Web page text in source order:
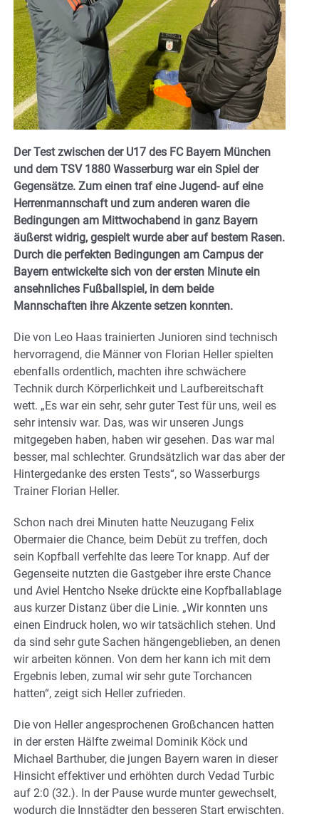
Der Test zwischen der U17 des FC Bayern München
und dem TSV 1880 Wasserburg war ein Spiel der
Gegensätze. Zum einen traf eine Jugend- auf eine
Herrenmannschaft und zum anderen waren die
Bedingungen am Mittwochabend in ganz Bayern
äußerst widrig, gespielt wurde aber auf bestem Rasen.
Durch die perfekten Bedingungen am Campus der
Bayern entwickelte sich von der ersten Minute ein
ansehnliches Fußballspiel, in dem beide
Mannschaften ihre Akzente setzen konnten.
Die von Leo Haas trainierten Junioren sind technisch
hervorragend, die Männer von Florian Heller spielten
ebenfalls ordentlich, machten ihre schwächere
Technik durch Körperlichkeit und Laufbereitschaft
wett. „Es war ein sehr, sehr guter Test für uns, weil es
sehr intensiv war. Das, was wir unseren Jungs
mitgegeben haben, haben wir gesehen. Das war mal
besser, mal schlechter. Grundsätzlich war das aber der
Hintergedanke des ersten Tests“, so Wasserburgs
Trainer Florian Heller.
Schon nach drei Minuten hatte Neuzugang Felix
Obermaier die Chance, beim Debüt zu treffen, doch
sein Kopfball verfehlte das leere Tor knapp. Auf der
Gegenseite nutzten die Gastgeber ihre erste Chance
und Aviel Hentcho Nseke drückte eine Kopfballablage
aus kurzer Distanz über die Linie. „Wir konnten uns
einen Eindruck holen, wo wir tatsächlich stehen. Und
da sind sehr gute Sachen hängengeblieben, an denen
wir arbeiten können. Von dem her kann ich mit dem
Ergebnis leben, zumal wir sehr gute Torchancen
hatten“, zeigt sich Heller zufrieden.
Die von Heller angesprochenen Großchancen hatten
in der ersten Hälfte zweimal Dominik Köck und
Michael Barthuber, die jungen Bayern waren in dieser
Hinsicht effektiver und erhöhten durch Vedad Turbic
auf 2:0 (32.). In der Pause wurde munter gewechselt,
wodurch die Innstädter den besseren Start erwischten.